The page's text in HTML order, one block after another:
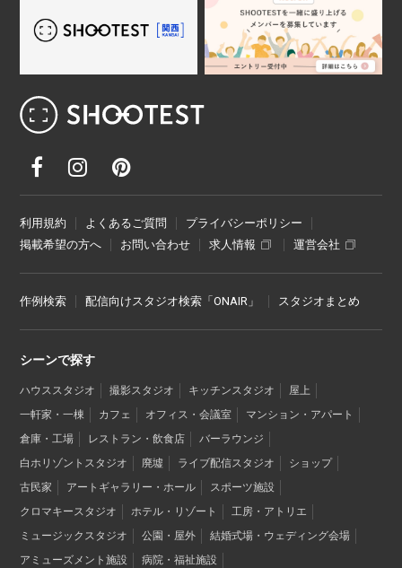
利用規約 よくあるご質問
プライバシーポリシー
掲載希望の方へ
お問い合わせ 求人情報 運営会社
作例検索 配信向けスタジオ検索「ONAIR」 スタジオまとめ
シーンで探す
ハウススタジオ 撮影スタジオ キッチンスタジオ
屋上
一軒家・一棟
カフェ オフィス・会議室
マンション・アパート
倉庫・工場
レストラン・飲食店
バーラウンジ
白ホリゾントスタジオ
廃墟 ライブ配信スタジオ
ショップ
古民家
アートギャラリー・ホール
スポーツ施設
クロマキースタジオ
ホテル・リゾート
工房・アトリエ
ミュージックスタジオ
公園・屋外
結婚式場・ウェディング会場
アミューズメント施設
病院・福祉施設